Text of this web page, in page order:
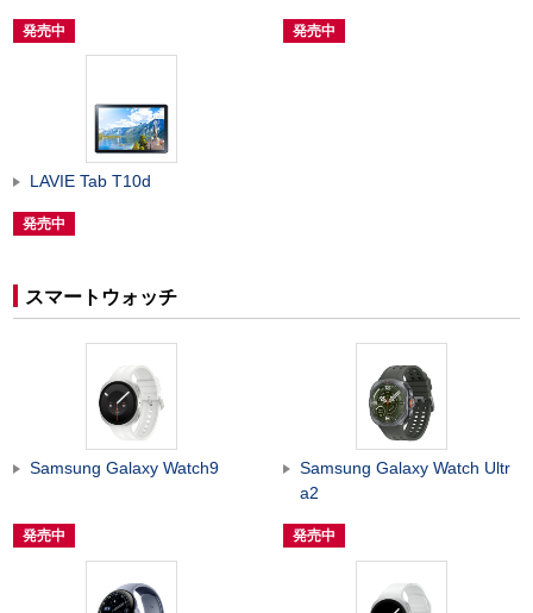
発売中 発売中
LAVIE Tab T10d
発売中
スマートウォッチ
Samsung Galaxy Watch9
発売中
Samsung Galaxy Watch Ultr
a2
発売中